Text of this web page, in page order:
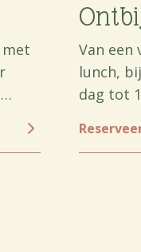
met
Van
lunch,
dag tot